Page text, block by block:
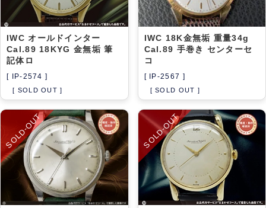
IWC オールドインター
Cal.89 18KYG 金無垢 筆
記体ロ
[ IP-2574 ]
[ SOLD OUT ]
IWC 18K金無垢 重量34g
Cal.89 手巻き センターセ
コ
[ IP-2567 ]
[ SOLD OUT ]
SOLD-OUT SOLD-OUT